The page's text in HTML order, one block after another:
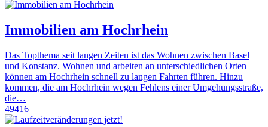
Immobilien am Hochrhein
Das Topthema seit langen Zeiten ist das Wohnen zwischen Basel
und Konstanz. Wohnen und arbeiten an unterschiedlichen Orten
können am Hochrhein schnell zu langen Fahrten führen. Hinzu
kommen, die am Hochrhein wegen Fehlens einer Umgehungsstraße,
die…
49416